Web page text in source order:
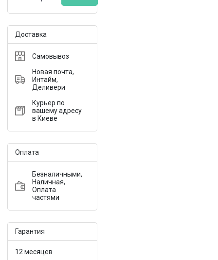
Доставка
Самовывоз
Новая почта,
Интайм,
Деливери
Курьер по
вашему адресу
в Киеве
Оплата
Безналичными,
Наличная,
Оплата
частями
Гарантия
12 месяцев